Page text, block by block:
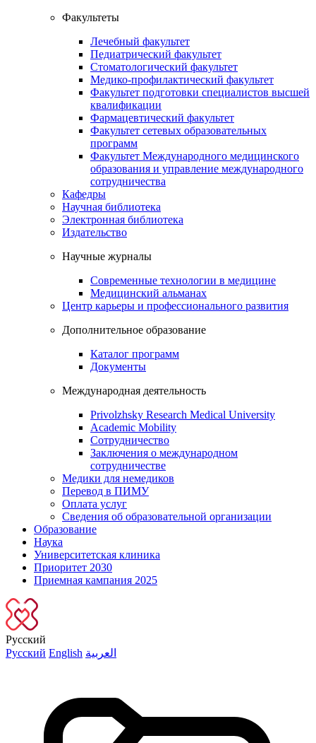
Факультеты
Лечебный факультет
Педиатрический факультет
Стоматологический факультет
Медико-профилактический факультет
Факультет подготовки специалистов высшей
квалификации
Фармацевтический факультет
Факультет сетевых образовательных
программ
Факультет Международного медицинского
образования и управление международного
сотрудничества
Кафедры
Научная библиотека
Электронная библиотека
Издательство
Научные журналы
Современные технологии в медицине
Медицинский альманах
Центр карьеры и профессионального развития
Дополнительное образование
Каталог программ
Документы
Международная деятельность
Privolzhsky Research Medical University
Academic Mobility
Сотрудничество
Заключения о международном
сотрудничестве
Медики для немедиков
Перевод в ПИМУ
Оплата услуг
Сведения об образовательной организации
Образование
Наука
Университетская клиника
Приоритет 2030
Приемная кампания 2025
Русский
Русский English العربية